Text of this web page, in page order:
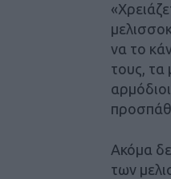
να το
τους, τα
Ακόμα
των